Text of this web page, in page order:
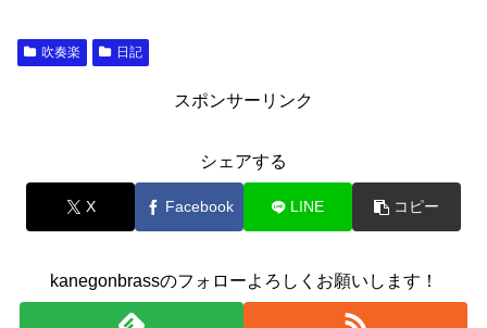
吹奏楽 日記
スポンサーリンク
シェアする
X Facebook LINE コピー
kanegonbrassのフォローよろしくお願いします！